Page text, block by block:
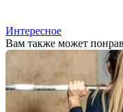
Интересное
Вам также может